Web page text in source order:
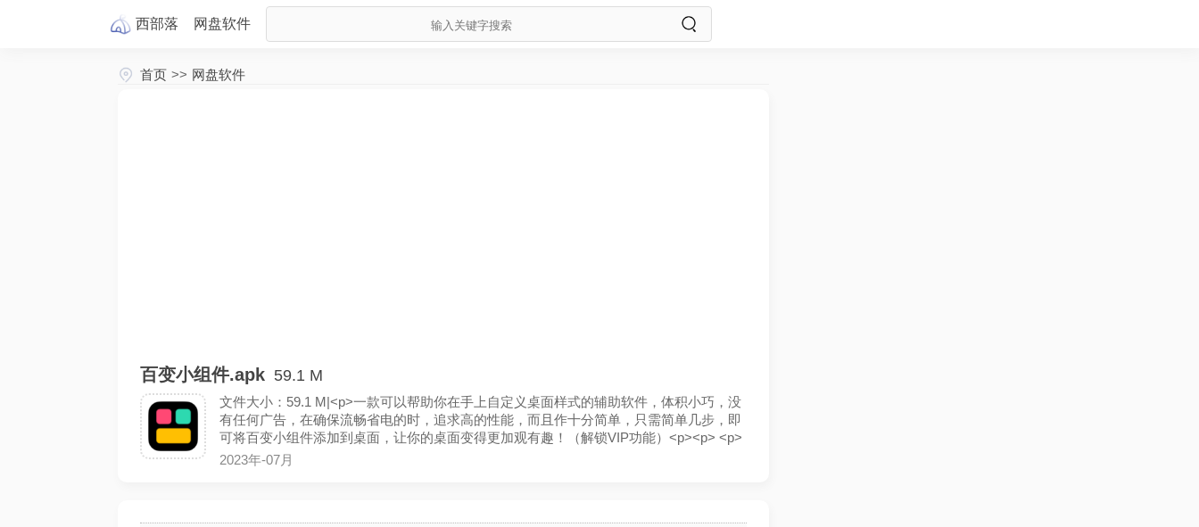
西部落 网盘软件
首页 >> 网盘软件
百变小组件.apk 59.1 M
文件大小：59.1 M|<p>一款可以帮助你在手上自定义桌面样式的辅助软件，体积小巧，没
有任何广告，在确保流畅省电的时，追求高的性能，而且作十分简单，只需简单几步，即
可将百变小组件添加到桌面，让你的桌面变得更加观有趣！（解锁VIP功能）<p><p> <p>
2023年-07月